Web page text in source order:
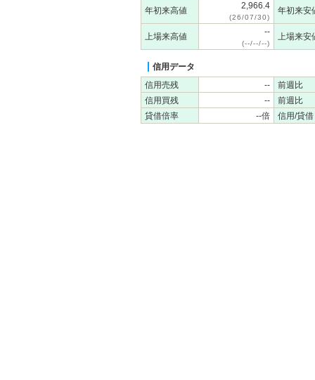
年初来高値 2,966.4
(26/07/30)
年初来安
上場来高値 --
(--/--/--)
上場来安
信用データ
信用売残
--
前週比
信用買残
--
前週比
貸借倍率
--倍 信用/貸借